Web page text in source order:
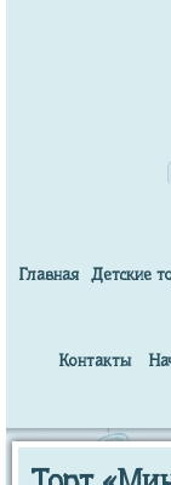
Главная Детские
Контакты